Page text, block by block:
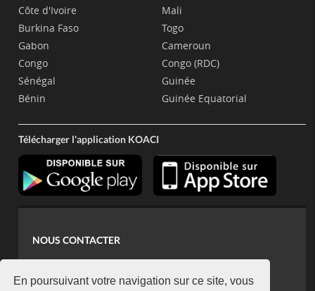
En poursuivant votre navigation sur ce site, vous
Côte d'Ivoire
Burkina Faso
Gabon
Congo
Sénégal
Bénin
Mali
Togo
Cameroun
Congo (RDC)
Guinée
Guinée Equatorial
Télécharger l'application KOACI
NOUS CONTACTER
koaci@yahoo.fr